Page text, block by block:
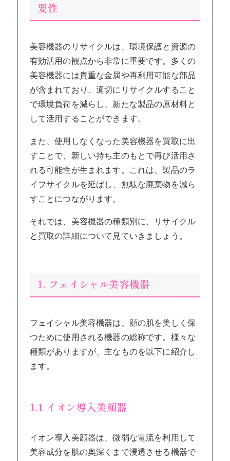
要性
美容機器のリサイクルは、環境保護と資源の
有効活用の観点から非常に重要です。多くの
美容機器には貴重な金属や再利用可能な部品
が含まれており、適切にリサイクルすること
で環境負荷を減らし、新たな製品の原材料と
して活用することができます。
また、使用しなくなった美容機器を買取に出
すことで、新しい持ち主のもとで再び活用さ
れる可能性が生まれます。これは、製品のラ
イフサイクルを延ばし、無駄な廃棄物を減ら
すことにつながります。
それでは、美容機器の種類別に、リサイクル
と買取の詳細について見ていきましょう。
1. フェイシャル美容機器
フェイシャル美容機器は、顔の肌を美しく保
つために使用される機器の総称です。様々な
種類がありますが、主なものを以下に紹介し
ます。
1.1 イオン導入美顔器
イオン導入美顔器は、微弱な電流を利用して
美容成分を肌の奥深くまで浸透させる機器で